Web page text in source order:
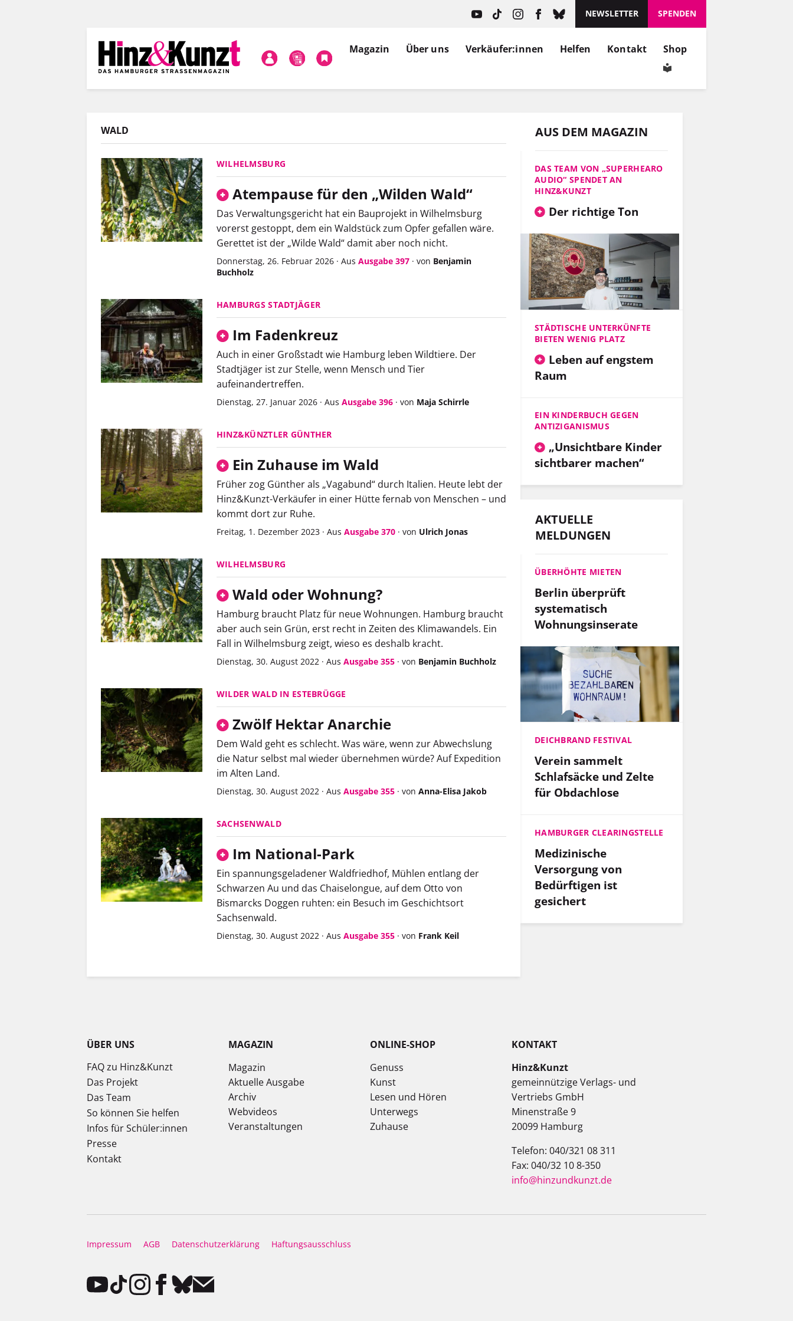
NEWSLETTER SPENDEN
Magazin Über uns Verkäufer:innen Helfen Kontakt Shop
WALD
WILHELMSBURG
Atempause für den „Wilden Wald“
Das Verwaltungsgericht hat ein Bauprojekt in Wilhelmsburg
vorerst gestoppt, dem ein Waldstück zum Opfer gefallen wäre.
Gerettet ist der „Wilde Wald“ damit aber noch nicht.
Donnerstag, 26. Februar 2026· Aus Ausgabe 397 · von Benjamin
Buchholz
HAMBURGS STADTJÄGER
Im Fadenkreuz
Auch in einer Großstadt wie Hamburg leben Wildtiere. Der
Stadtjäger ist zur Stelle, wenn Mensch und Tier
aufeinandertreffen.
Dienstag, 27. Januar 2026· Aus Ausgabe 396 · von Maja Schirrle
HINZ&KÜNZTLER GÜNTHER
Ein Zuhause im Wald
Früher zog Günther als „Vagabund“ durch Italien. Heute lebt der
Hinz&Kunzt-Verkäufer in einer Hütte fernab von Menschen – und
kommt dort zur Ruhe.
Freitag, 1. Dezember 2023· Aus Ausgabe 370 · von Ulrich Jonas
WILHELMSBURG
Wald oder Wohnung?
Hamburg braucht Platz für neue Wohnungen. Hamburg braucht
aber auch sein Grün, erst recht in Zeiten des Klimawandels. Ein
Fall in Wilhelmsburg zeigt, wieso es deshalb kracht.
Dienstag, 30. August 2022· Aus Ausgabe 355 · von Benjamin Buchholz
WILDER WALD IN ESTEBRÜGGE
Zwölf Hektar Anarchie
Dem Wald geht es schlecht. Was wäre, wenn zur Abwechslung
die Natur selbst mal wieder übernehmen würde? Auf Expedition
im Alten Land.
Dienstag, 30. August 2022· Aus Ausgabe 355 · von Anna-Elisa Jakob
SACHSENWALD
Im National-Park
Ein spannungsgeladener Waldfriedhof, Mühlen entlang der
Schwarzen Au und das Chaiselongue, auf dem Otto von
Bismarcks Doggen ruhten: ein Besuch im Geschichtsort
Sachsenwald.
Dienstag, 30. August 2022· Aus Ausgabe 355 · von Frank Keil
AUS DEM MAGAZIN
DAS TEAM VON „SUPERHEARO
AUDIO“ SPENDET AN
HINZ&KUNZT
Der richtige Ton
STÄDTISCHE UNTERKÜNFTE
BIETEN WENIG PLATZ
Leben auf engstem
Raum
EIN KINDERBUCH GEGEN
ANTIZIGANISMUS
„Unsichtbare Kinder
sichtbarer machen“
AKTUELLE
MELDUNGEN
ÜBERHÖHTE MIETEN
Berlin überprüft
systematisch
Wohnungsinserate
DEICHBRAND FESTIVAL
Verein sammelt
Schlafsäcke und Zelte
für Obdachlose
HAMBURGER CLEARINGSTELLE
Medizinische
Versorgung von
Bedürftigen ist
gesichert
ÜBER UNS
FAQ zu Hinz&Kunzt
Das Projekt
Das Team
So können Sie helfen
Infos für Schüler:innen
Presse
Kontakt
MAGAZIN
Magazin
Aktuelle Ausgabe
Archiv
Webvideos
Veranstaltungen
ONLINE-SHOP
Genuss
Kunst
Lesen und Hören
Unterwegs
Zuhause
KONTAKT
Hinz&Kunzt
gemeinnützige Verlags- und
Vertriebs GmbH
Minenstraße 9
20099 Hamburg
Telefon: 040/321 08 311
Fax: 040/32 10 8-350
info@hinzundkunzt.de
Impressum AGB Datenschutzerklärung Haftungsausschluss